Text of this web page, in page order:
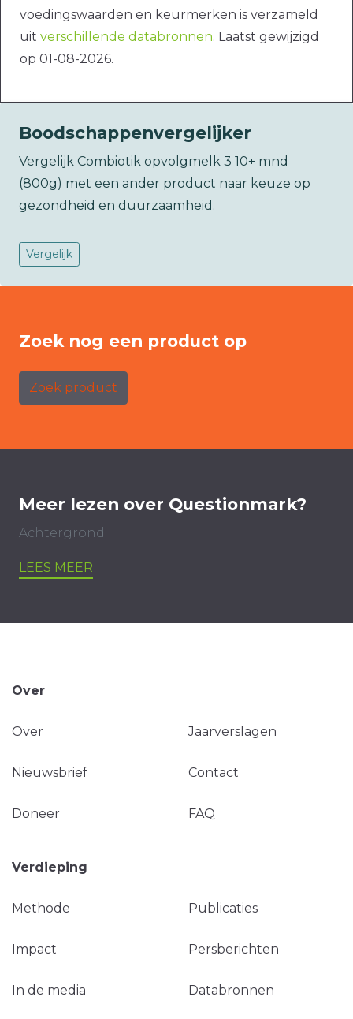
voedingswaarden en keurmerken is verzameld
uit verschillende databronnen. Laatst gewijzigd
op 01-08-2026.
Boodschappenvergelijker
Vergelijk Combiotik opvolgmelk 3 10+ mnd
(800g) met een ander product naar keuze op
gezondheid en duurzaamheid.
Vergelijk
Zoek nog een product op
Zoek product
Meer lezen over Questionmark?
Achtergrond
LEES MEER
Over
Over Jaarverslagen
Nieuwsbrief Contact
Doneer FAQ
Verdieping
Methode Publicaties
Impact Persberichten
In de media Databronnen